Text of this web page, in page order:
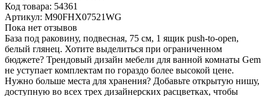
Код товара: 54361
Артикул: M90FHX07521WG
Пока нет отзывов
База под раковину, подвесная, 75 см, 1 ящик push-to-open,
белый глянец. Хотите выделиться при ограниченном
бюджете? Трендовый дизайн мебели для ванной комнаты Gem
не уступает комплектам по гораздо более высокой цене.
Нужно больше места для хранения? Добавьте открытую нишу,
доступную во всех трех дизайнерских расцветках, чтобы